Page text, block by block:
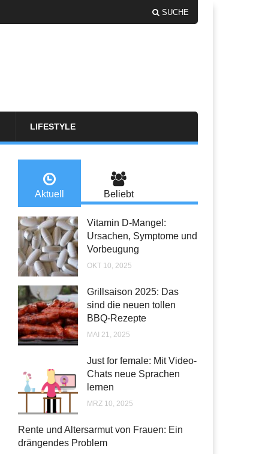
SUCHE
LIFESTYLE
Aktuell Beliebt
Vitamin D-Mangel:
Ursachen, Symptome und
Vorbeugung
OKT 10, 2025
Grillsaison 2025: Das
sind die neuen tollen
BBQ-Rezepte
MAI 21, 2025
Just for female: Mit Video-
Chats neue Sprachen
lernen
MRZ 10, 2025
Rente und Altersarmut von Frauen: Ein
drängendes Problem